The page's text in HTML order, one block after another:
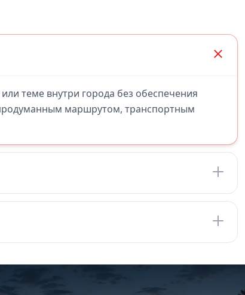
теме внутри города без обеспечения
маршрутом, транспортным